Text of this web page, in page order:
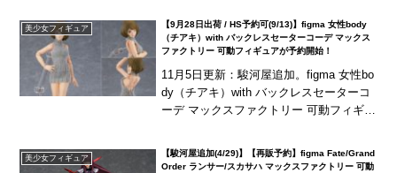
美少女フィギュア
【9月28日出荷 / HS予約可(9/13)】figma 女性body
（チアキ）with バックレスセーターコーデ マックス
ファクトリー 可動フィギュアが予約開始！
11月5日更新：駿河屋追加。figma 女性bo
dy（チアキ）with バックレスセーターコ
ーデ マックスファクトリー 可動フィギュ
美少女フィギュア
【駿河屋追加(4/29)】【再販予約】figma Fate/Grand
Order ランサー/スカサハ マックスファクトリー 可動